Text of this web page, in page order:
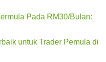
Pada RM30/Bulan:
untuk Trader Pemula di